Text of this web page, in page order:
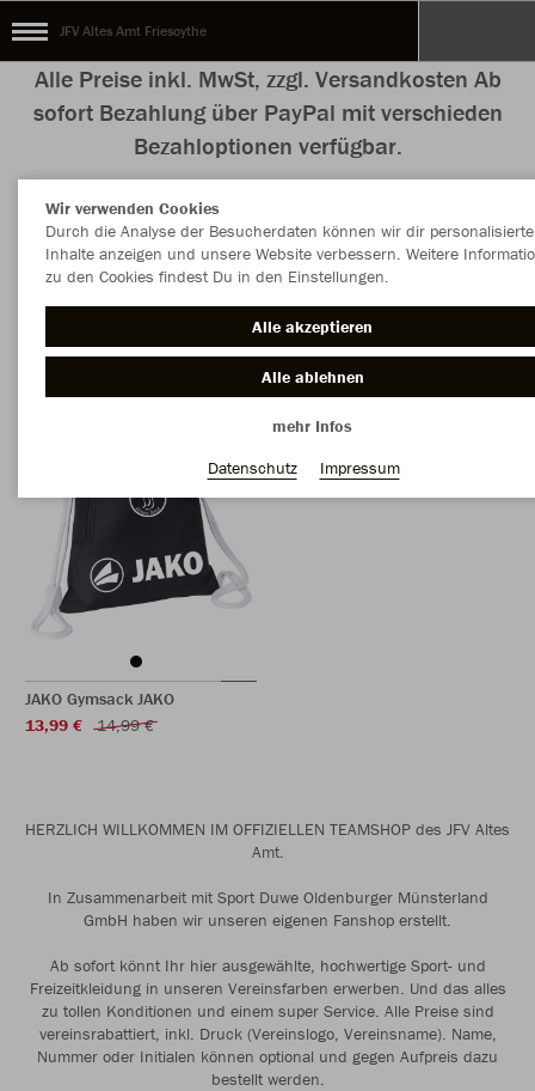
JFV Altes Amt Friesoythe
Alle Preise inkl. MwSt, zzgl. Versandkosten Ab
sofort Bezahlung über PayPal mit verschieden
Bezahloptionen verfügbar.
Farbe
JAKO Gymsack JAKO
13,99 €
14,99 €
HERZLICH WILLKOMMEN IM OFFIZIELLEN TEAMSHOP des JFV Altes
Amt.
In Zusammenarbeit mit Sport Duwe Oldenburger Münsterland
GmbH haben wir unseren eigenen Fanshop erstellt.
Ab sofort könnt Ihr hier ausgewählte, hochwertige Sport- und
Freizeitkleidung in unseren Vereinsfarben erwerben. Und das alles
zu tollen Konditionen und einem super Service. Alle Preise sind
vereinsrabattiert, inkl. Druck (Vereinslogo, Vereinsname). Name,
Nummer oder Initialen können optional und gegen Aufpreis dazu
bestellt werden.
Wir verwenden Cookies
Durch die Analyse der Besucherdaten können wir dir personalisierte
Inhalte anzeigen und unsere Website verbessern. Weitere
zu den Cookies findest Du in den Einstellungen.
Alle akzeptieren
Alle ablehnen
mehr Infos
Datenschutz
Impressum